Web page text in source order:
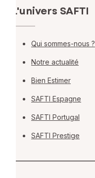
L'univers SAFTI
Qui sommes-nous ?
Notre actualité
Bien Estimer
SAFTI Espagne
SAFTI Portugal
SAFTI Prestige